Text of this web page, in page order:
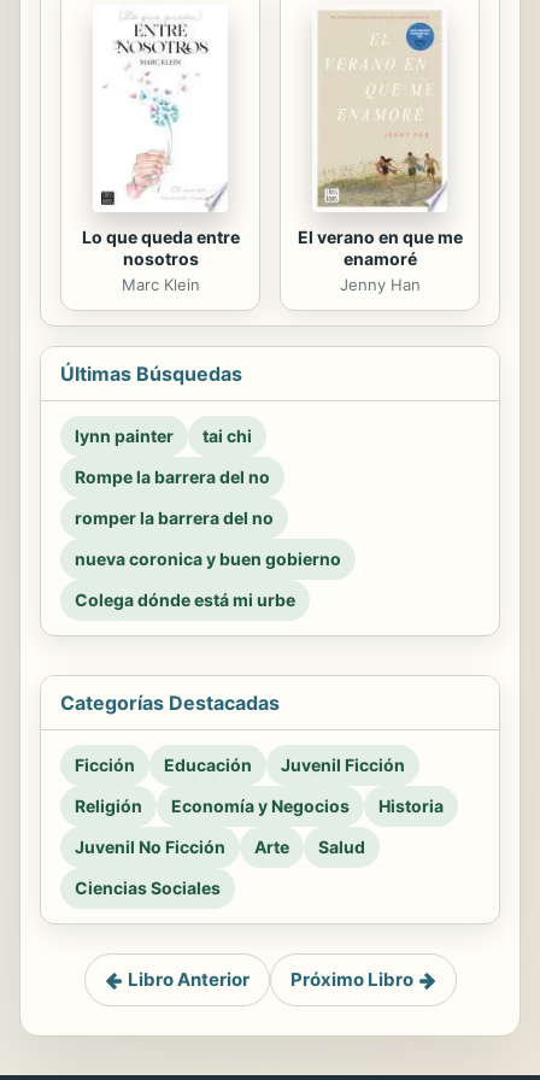
Lo que queda entre
nosotros
Marc Klein
El verano en que me
enamoré
Jenny Han
Últimas Búsquedas
lynn painter
tai chi
Rompe la barrera del no
romper la barrera del no
nueva coronica y buen gobierno
Colega dónde está mi urbe
Categorías Destacadas
Ficción Educación
Juvenil Ficción
Religión
Economía y Negocios
Historia
Juvenil No Ficción
Arte
Salud
Ciencias Sociales
Libro Anterior Próximo Libro